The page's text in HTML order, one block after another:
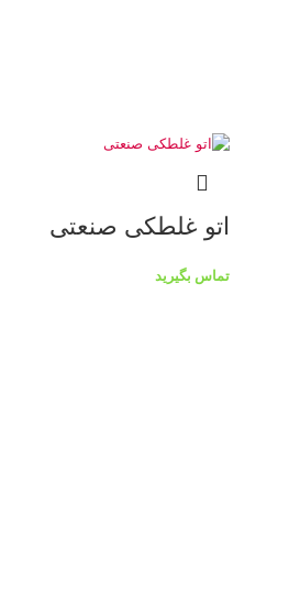
اتو غلطکی صنعتی
تماس بگیرید